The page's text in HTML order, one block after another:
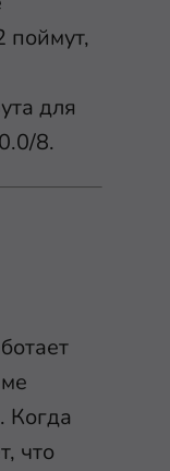
поймут,
для
8.
Когда
что